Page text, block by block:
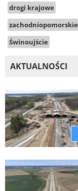
drogi krajowe
zachodniopomorskie
Świnoujście
AKTUALNOŚCI